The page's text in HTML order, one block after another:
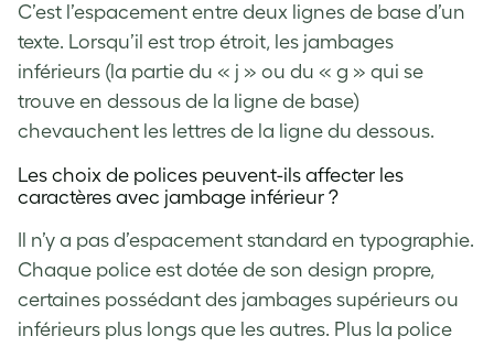
C’est l’espacement entre deux lignes de base d’un
texte. Lorsqu’il est trop étroit, les jambages
inférieurs (la partie du « j » ou du « g » qui se
trouve en dessous de la ligne de base)
chevauchent les lettres de la ligne du dessous.
Les choix de polices peuvent-ils affecter les
caractères avec jambage inférieur ?
Il n’y a pas d’espacement standard en typographie.
Chaque police est dotée de son design propre,
certaines possédant des jambages supérieurs ou
inférieurs plus longs que les autres. Plus la police